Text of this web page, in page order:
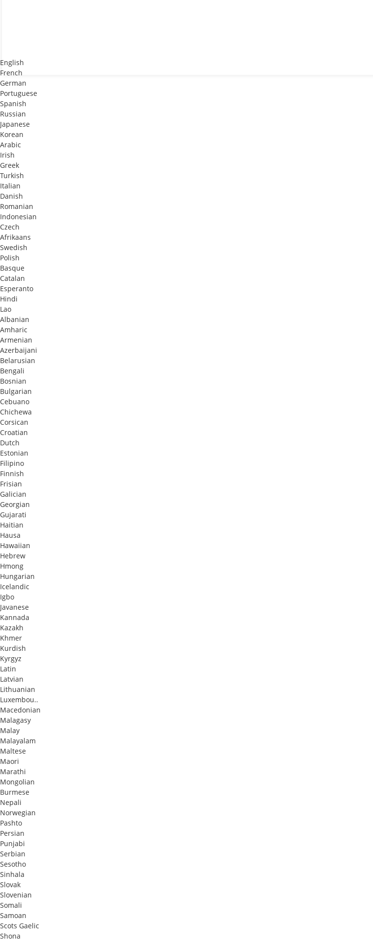
English
French
German
Portuguese
Spanish
Russian
Japanese
Korean
Arabic
Irish
Greek
Turkish
Italian
Danish
Romanian
Indonesian
Czech
Afrikaans
Swedish
Polish
Basque
Catalan
Esperanto
Hindi
Lao
Albanian
Amharic
Armenian
Azerbaijani
Belarusian
Bengali
Bosnian
Bulgarian
Cebuano
Chichewa
Corsican
Croatian
Dutch
Estonian
Filipino
Finnish
Frisian
Galician
Georgian
Gujarati
Haitian
Hausa
Hawaiian
Hebrew
Hmong
Hungarian
Icelandic
Igbo
Javanese
Kannada
Kazakh
Khmer
Kurdish
Kyrgyz
Latin
Latvian
Lithuanian
Luxembou..
Macedonian
Malagasy
Malay
Malayalam
Maltese
Maori
Marathi
Mongolian
Burmese
Nepali
Norwegian
Pashto
Persian
Punjabi
Serbian
Sesotho
Sinhala
Slovak
Slovenian
Somali
Samoan
Scots Gaelic
Shona